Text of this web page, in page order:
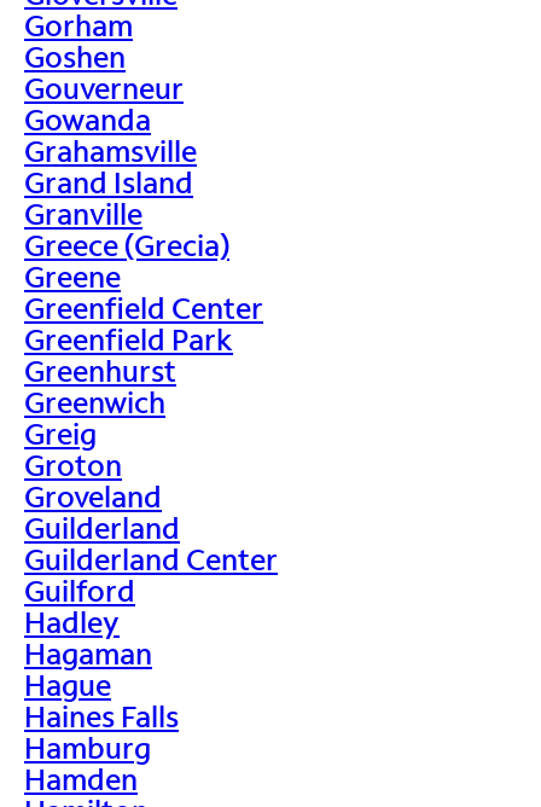
Gorham
Goshen
Gouverneur
Gowanda
Grahamsville
Grand Island
Granville
Greece (Grecia)
Greene
Greenfield Center
Greenfield Park
Greenhurst
Greenwich
Greig
Groton
Groveland
Guilderland
Guilderland Center
Guilford
Hadley
Hagaman
Hague
Haines Falls
Hamburg
Hamden